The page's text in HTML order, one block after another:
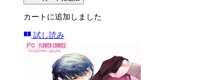
カートに追加しました
試し読み